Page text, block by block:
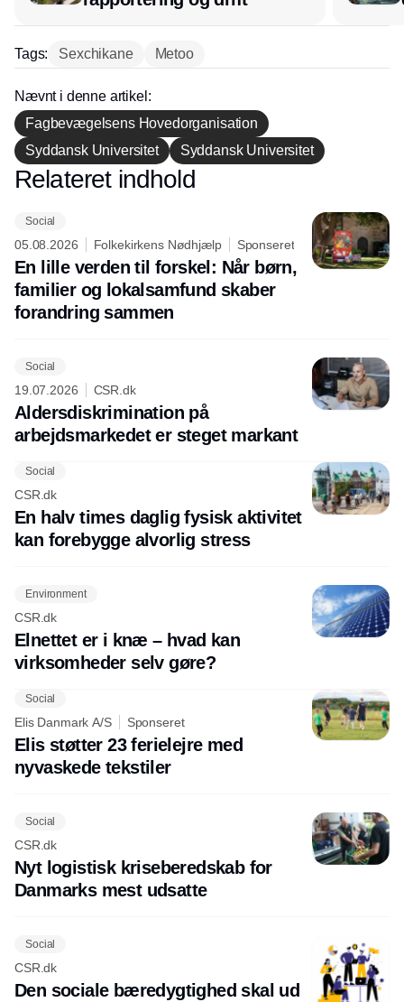
Tags: Sexchikane Metoo
Nævnt i denne artikel:
Fagbevægelsens Hovedorganisation
Syddansk Universitet
Syddansk Universitet
Annonce
Relateret indhold
Social
05.08.2026 Folkekirkens Nødhjælp Sponseret
En lille verden til forskel: Når børn,
familier og lokalsamfund skaber
forandring sammen
Social
19.07.2026 CSR.dk
Aldersdiskrimination på
arbejdsmarkedet er steget markant
Social
CSR.dk
En halv times daglig fysisk aktivitet
kan forebygge alvorlig stress
Environment
CSR.dk
Elnettet er i knæ – hvad kan
virksomheder selv gøre?
Social
Elis Danmark A/S Sponseret
Elis støtter 23 ferielejre med
nyvaskede tekstiler
Social
CSR.dk
Nyt logistisk kriseberedskab for
Danmarks mest udsatte
Social
CSR.dk
Den sociale bæredygtighed skal ud